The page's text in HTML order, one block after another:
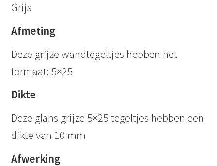
Grijs
Afmeting
Deze grijze wandtegeltjes hebben het
formaat: 5×25
Dikte
Deze glans grijze 5×25 tegeltjes hebben een
dikte van 10 mm
Afwerking